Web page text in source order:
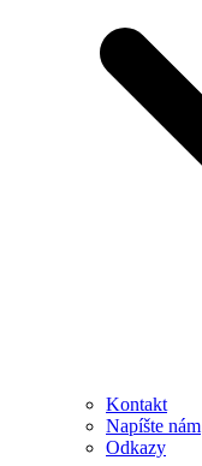
Kontakt
Napíšte nám
Odkazy